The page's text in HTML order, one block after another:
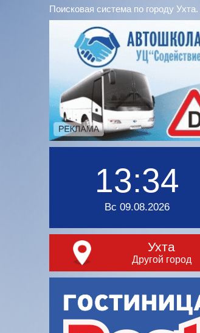
Поисковая система по городу Ухта.
13:34
Вс 09.08.2026
Ухта
Другой город